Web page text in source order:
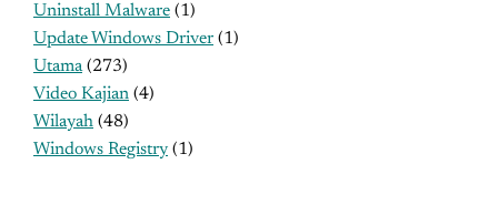
Uninstall Malware (1)
Update Windows Driver (1)
Utama(273)
Video Kajian (4)
Wilayah (48)
Windows Registry (1)